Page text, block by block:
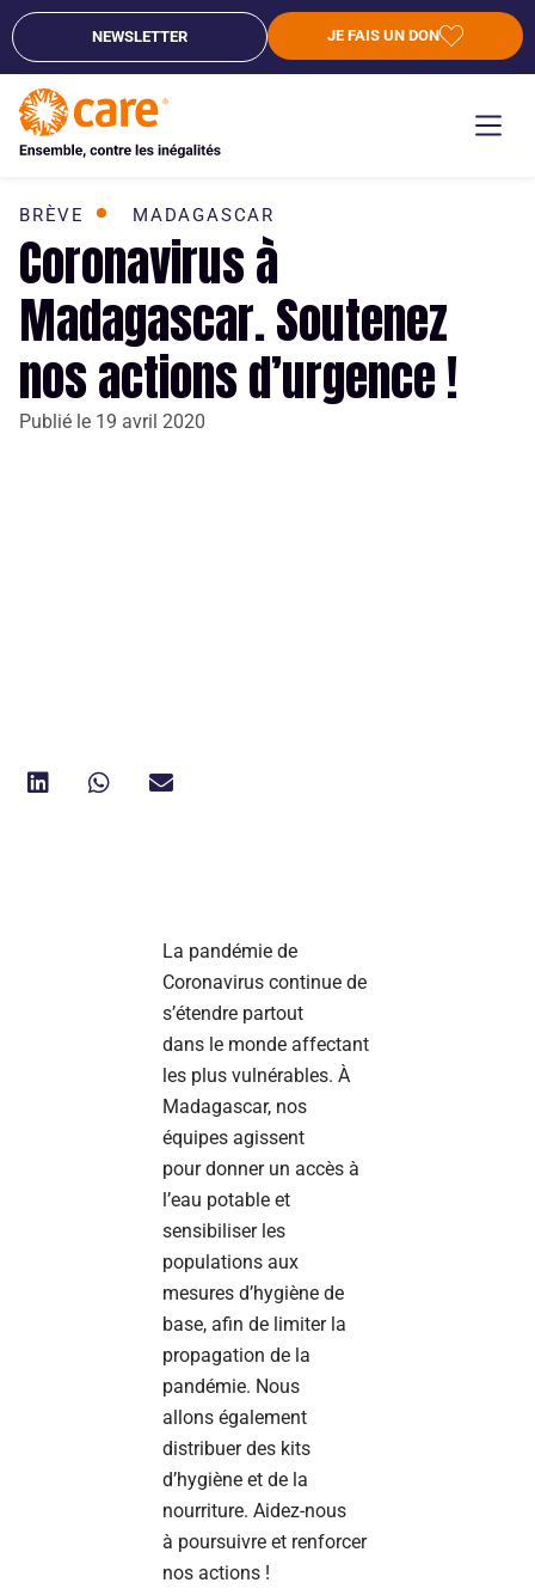
NEWSLETTER JE FAIS UN DON
BRÈVE MADAGASCAR
Coronavirus à
Madagascar. Soutenez
nos actions d’urgence !
Publié le 19 avril 2020
La pandémie de
Coronavirus continue de
s’étendre partout
dans le monde affectant
les plus vulnérables. À
Madagascar, nos
équipes agissent
pour donner un accès à
l’eau potable et
sensibiliser les
populations aux
mesures d’hygiène de
base, afin de limiter la
propagation de la
pandémie. Nous
allons également
distribuer des kits
d’hygiène et de la
nourriture. Aidez-nous
à poursuivre et renforcer
nos actions !